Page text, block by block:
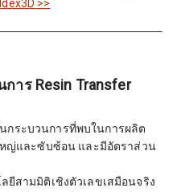
>>
าร Resin Transfer
นกระบวนการที่พบในการผลิต
หญ่และซับซ้อน และมีอัตราส่วน
ยีสามมิติเชิงตัวเลขเสมือนจริง